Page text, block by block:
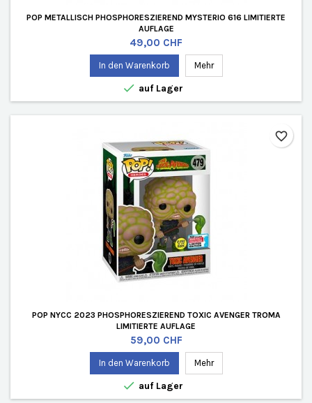
POP METALLISCH PHOSPHORESZIEREND MYSTERIO 616 LIMITIERTE
AUFLAGE
Preis
49,00 CHF
In den Warenkorb Mehr
 auf Lager
POP NYCC 2023 PHOSPHORESZIEREND TOXIC AVENGER TROMA
LIMITIERTE AUFLAGE
Preis
59,00 CHF
In den Warenkorb Mehr
 auf Lager
favorite_border